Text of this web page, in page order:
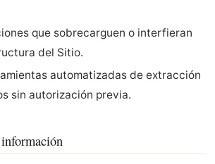
que sobrecarguen o interfieran
del Sitio.
automatizadas de extracción
sin autorización previa.